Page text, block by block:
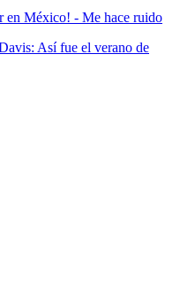
en México! - Me hace ruido
Así fue el verano de